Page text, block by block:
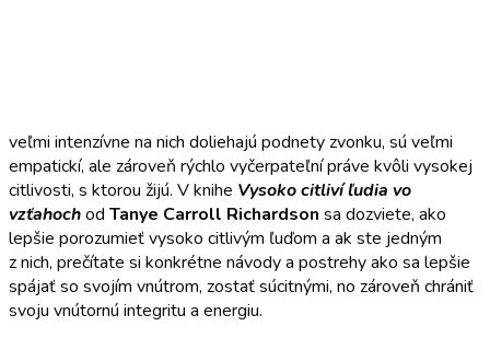
veľmi intenzívne na nich doliehajú podnety zvonku, sú veľmi
empatickí, ale zároveň rýchlo vyčerpateľní práve kvôli vysokej
citlivosti, s ktorou žijú. V knihe Vysoko citliví ľudia vo
vzťahochod Tanye Carroll Richardson sa dozviete, ako
lepšie porozumieť vysoko citlivým ľuďom a ak ste jedným
z nich, prečítate si konkrétne návody a postrehy ako sa lepšie
spájať so svojím vnútrom, zostať súcitnými, no zároveň chrániť
svoju vnútornú integritu a energiu.